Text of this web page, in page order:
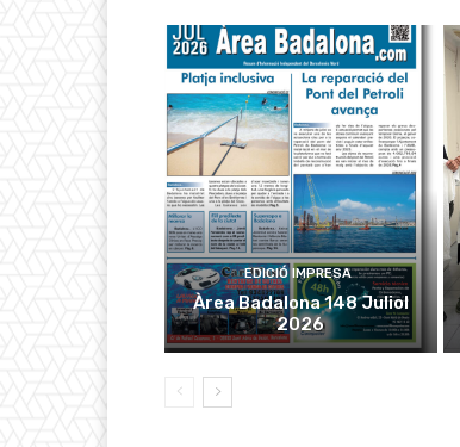
EDICIÓ IMPRESA
Àrea Badalona 148 Juliol
2026